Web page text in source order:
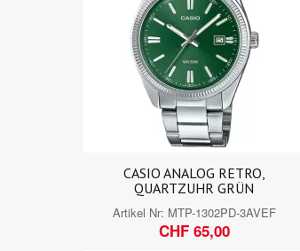
CASIO ANALOG RETRO,
QUARTZUHR GRÜN
Artikel Nr: MTP-1302PD-3AVEF
CHF 65,00